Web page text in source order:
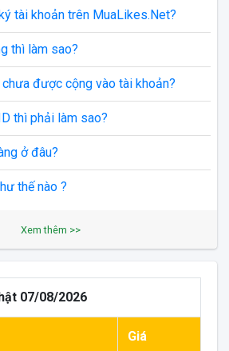
tài khoản trên MuaLikes.Net?
thì làm sao?
được cộng vào tài khoản?
thì phải làm sao?
ở đâu?
thế nào ?
Xem thêm >>
07/08/2026
Giá